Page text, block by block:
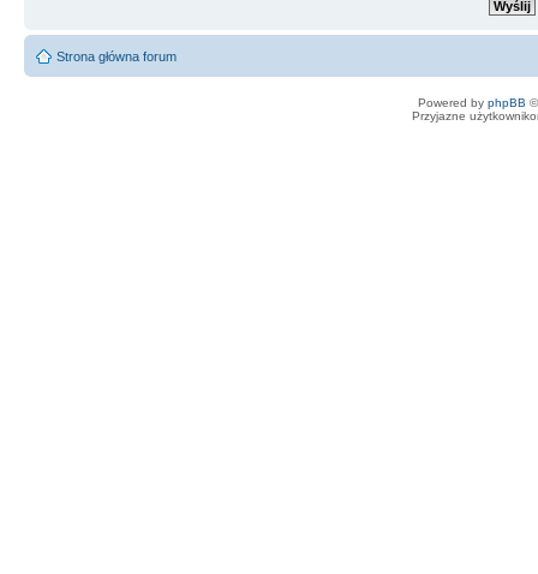
Strona główna forum
Powered by phpBB
Przyjazne